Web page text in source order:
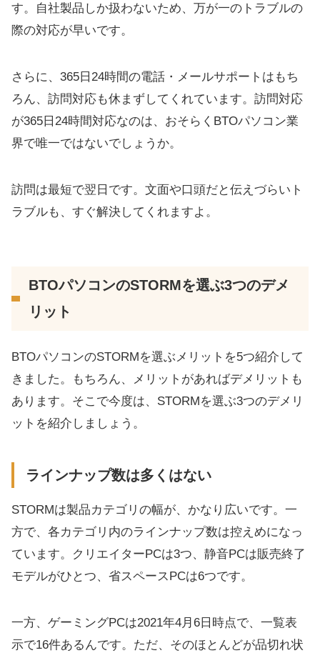
す。自社製品しか扱わないため、万が一のトラブルの
際の対応が早いです。
さらに、365日24時間の電話・メールサポートはもち
ろん、訪問対応も休まずしてくれています。訪問対応
が365日24時間対応なのは、おそらくBTOパソコン業
界で唯一ではないでしょうか。
訪問は最短で翌日です。文面や口頭だと伝えづらいト
ラブルも、すぐ解決してくれますよ。
BTOパソコンのSTORMを選ぶ3つのデメ
リット
BTOパソコンのSTORMを選ぶメリットを5つ紹介して
きました。もちろん、メリットがあればデメリットも
あります。そこで今度は、STORMを選ぶ3つのデメリ
ットを紹介しましょう。
ラインナップ数は多くはない
STORMは製品カテゴリの幅が、かなり広いです。一
方で、各カテゴリ内のラインナップ数は控えめになっ
ています。クリエイターPCは3つ、静音PCは販売終了
モデルがひとつ、省スペースPCは6つです。
一方、ゲーミングPCは2021年4月6日時点で、一覧表
示で16件あるんです。ただ、そのほとんどが品切れ状